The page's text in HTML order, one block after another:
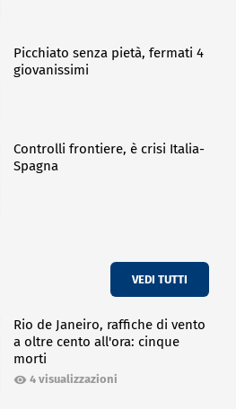
Picchiato senza pietà, fermati 4
giovanissimi
Controlli frontiere, è crisi Italia-
Spagna
VEDI TUTTI
Rio de Janeiro, raffiche di vento
a oltre cento all'ora: cinque
morti
4 visualizzazioni